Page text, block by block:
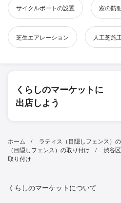
サイクルポートの設置 窓の防
芝生エアレーション 人工芝施
くらしのマーケットに
出店しよう
ホーム ラティス（目隠しフェンス）
（目隠しフェンス）の取り付け
渋谷
取り付け
くらしのマーケットについて